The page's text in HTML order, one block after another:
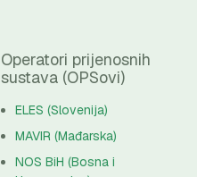
Operatori prijenosnih
sustava (OPSovi)
ELES (Slovenija)
MAVIR (Mađarska)
NOS BiH (Bosna i